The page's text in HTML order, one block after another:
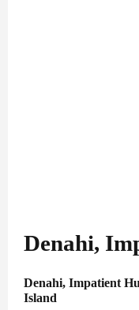
Denahi,
Denahi, Impatient
Island